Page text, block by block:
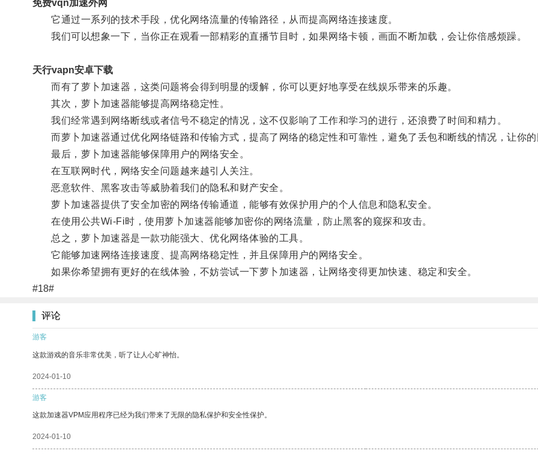
免费vqn加速外网
它通过一系列的技术手段，优化网络流量的传输路径，从而提高网络连接速度。
我们可以想象一下，当你正在观看一部精彩的直播节目时，如果网络卡顿，画面不断加载，会让你倍感烦躁。
天行vapn安卓下载
而有了萝卜加速器，这类问题将会得到明显的缓解，你可以更好地享受在线娱乐带来的乐趣。
其次，萝卜加速器能够提高网络稳定性。
我们经常遇到网络断线或者信号不稳定的情况，这不仅影响了工作和学习的进行，还浪费了时间和精力。
而萝卜加速器通过优化网络链路和传输方式，提高了网络的稳定性和可靠性，避免了丢包和断线的情况，让你的
最后，萝卜加速器能够保障用户的网络安全。
在互联网时代，网络安全问题越来越引人关注。
恶意软件、黑客攻击等威胁着我们的隐私和财产安全。
萝卜加速器提供了安全加密的网络传输通道，能够有效保护用户的个人信息和隐私安全。
在使用公共Wi-Fi时，使用萝卜加速器能够加密你的网络流量，防止黑客的窥探和攻击。
总之，萝卜加速器是一款功能强大、优化网络体验的工具。
它能够加速网络连接速度、提高网络稳定性，并且保障用户的网络安全。
如果你希望拥有更好的在线体验，不妨尝试一下萝卜加速器，让网络变得更加快速、稳定和安全。
#18#
评论
游客
这款游戏的音乐非常优美，听了让人心旷神怡。
2024-01-10
游客
这款加速器VPM应用程序已经为我们带来了无限的隐私保护和安全性保护。
2024-01-10